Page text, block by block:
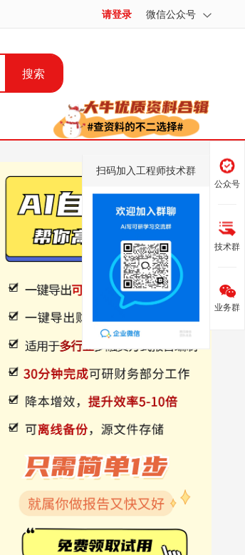
请登录 微信公众号
搜索
公众号
技术群
扫码加入工程师技术群
业务群